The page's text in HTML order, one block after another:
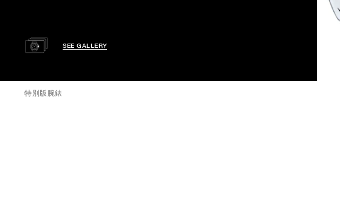
SEE GALLERY
特別版腕錶